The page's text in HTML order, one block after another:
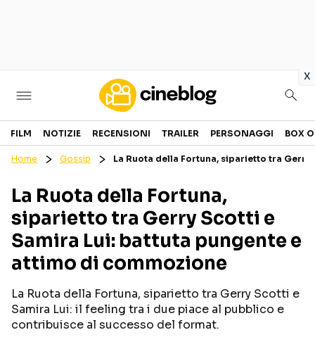
x
Cinema
GENERI
PERSONAGGI
CANALI STREAMING
Categorie
NOTIZIE
CURIOSITÀ
TRAILER
BOX OFFICE
FILM NOTIZIE RECENSIONI TRAILER PERSONAGGI BOX
Home Gossip La Ruota della Fortuna, siparietto tra
La Ruota della Fortuna,
siparietto tra Gerry Scotti e
Samira Lui: battuta pungente e
attimo di commozione
La Ruota della Fortuna, siparietto tra Gerry Scotti e
Samira Lui: il feeling tra i due piace al pubblico e
contribuisce al successo del format.